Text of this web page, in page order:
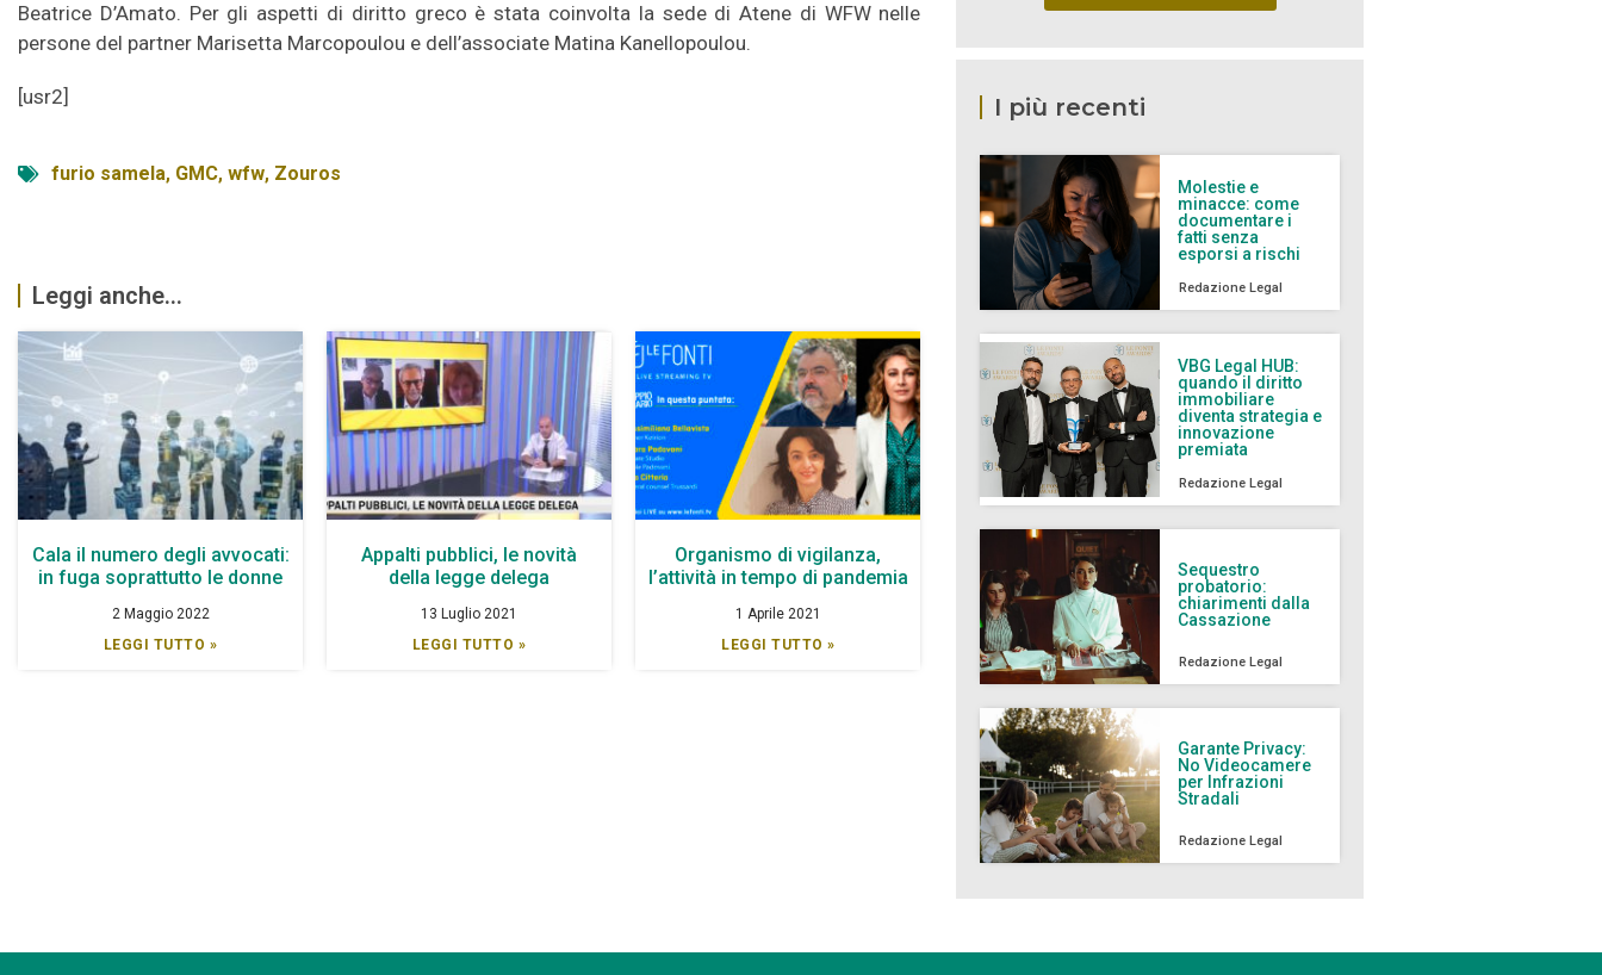
Beatrice D’Amato. Per gli aspetti di diritto greco è stata coinvolta la sede di Atene di WFW nelle
persone del partner Marisetta Marcopoulou e dell’associate Matina Kanellopoulou.
[usr2]
furio samela, GMC, wfw, Zouros
Leggi anche...
Cala il numero degli avvocati:
in fuga soprattutto le donne
2 Maggio 2022
LEGGI TUTTO »
Appalti pubblici, le novità
della legge delega
13 Luglio 2021
LEGGI TUTTO »
Organismo di vigilanza,
l’attività in tempo di pandemia
1 Aprile 2021
LEGGI TUTTO »
I più recenti
Molestie e
minacce: come
documentare i
fatti senza
esporsi a rischi
Redazione Legal
VBG Legal HUB:
quando il diritto
immobiliare
diventa strategia e
innovazione
premiata
Redazione Legal
Sequestro
probatorio:
chiarimenti dalla
Cassazione
Redazione Legal
Garante Privacy:
No Videocamere
per Infrazioni
Stradali
Redazione Legal